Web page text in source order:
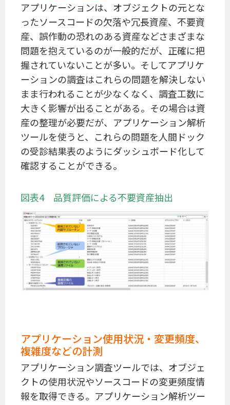
アプリケーションは、オブジェクトの元とな
ったソースコードの欠落や冗長資産、不要資
産、誤作動の恐れのある資産などさまざまな
問題を抱えているのが一般的だが、正確に把
握されていないことが多い。そしてアプリケ
ーションの調査はこれらの問題を解決しない
まま行われることが少なくなく、調査工数に
大きく影響が出ることがある。その場合は資
産の整理が必要だが、アプリケーション解析
ツールを使うと、これらの問題を人間ドック
の受診結果表のようにダッシュボード化して
確認することができる。
図表4 品質評価による不要資産抽出
アプリケーション使用状況・変更頻度、
複雑度などの計測
アプリケーション調査ツールでは、オブジェ
クトの使用状況やソースコードの変更頻度情
報を取得できる。アプリケーション解析ツー